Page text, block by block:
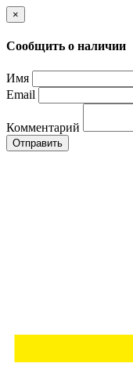
×
Сообщить о наличии
Имя
Email
Комментарий
Отправить